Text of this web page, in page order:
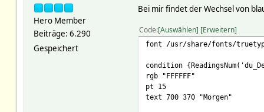
setstate TermineView 2023-
setstate TermineView 2023-
setstate TermineView 2023-
setstate TermineView 2023-
setstate TermineView 2023-
setstate TermineView 2023-
setstate TermineView 2023-
setstate TermineView 2023-
setstate TermineView 2023-
Hero Member
Beiträge: 6.290
Gespeichert
Bei mir findet der Wechsel von
Code Auswählen Erweitern
font /usr/share/fonts/
condition
rgb "FFFFFF"
pt 15
text 700 370 "Morgen"